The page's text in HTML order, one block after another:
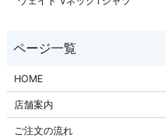
HOME
店舗案内
ご注文の流れ